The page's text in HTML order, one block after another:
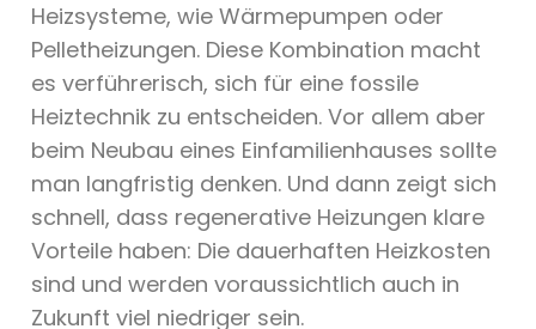
Heizsysteme, wie Wärmepumpen oder
Pelletheizungen. Diese Kombination macht
es verführerisch, sich für eine fossile
Heiztechnik zu entscheiden. Vor allem aber
beim Neubau eines Einfamilienhauses sollte
man langfristig denken. Und dann zeigt sich
schnell, dass regenerative Heizungen klare
Vorteile haben: Die dauerhaften Heizkosten
sind und werden voraussichtlich auch in
Zukunft viel niedriger sein.